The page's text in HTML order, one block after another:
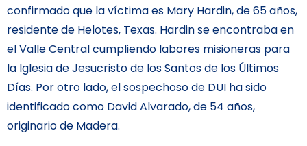
confirmado que la víctima es Mary Hardin, de 65 años,
residente de Helotes, Texas. Hardin se encontraba en
el Valle Central cumpliendo labores misioneras para
la Iglesia de Jesucristo de los Santos de los Últimos
Días. Por otro lado, el sospechoso de DUI ha sido
identificado como David Alvarado, de 54 años,
originario de Madera.